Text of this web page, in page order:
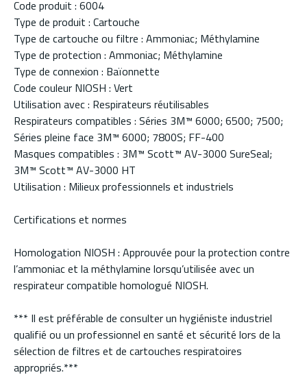
Code produit : 6004
Type de produit : Cartouche
Type de cartouche ou filtre : Ammoniac; Méthylamine
Type de protection : Ammoniac; Méthylamine
Type de connexion : Baïonnette
Code couleur NIOSH : Vert
Utilisation avec : Respirateurs réutilisables
Respirateurs compatibles : Séries 3M™ 6000; 6500; 7500;
Séries pleine face 3M™ 6000; 7800S; FF-400
Masques compatibles : 3M™ Scott™ AV-3000 SureSeal;
3M™ Scott™ AV-3000 HT
Utilisation : Milieux professionnels et industriels
Certifications et normes
Homologation NIOSH : Approuvée pour la protection contre
l’ammoniac et la méthylamine lorsqu’utilisée avec un
respirateur compatible homologué NIOSH.
*** Il est préférable de consulter un hygiéniste industriel
qualifié ou un professionnel en santé et sécurité lors de la
sélection de filtres et de cartouches respiratoires
appropriés.***